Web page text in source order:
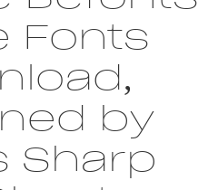
Fonts
by
Sharp